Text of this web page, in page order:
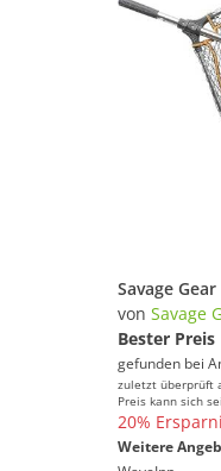
von Savage
Bester Preis
gefunden bei
zuletzt überprüft
Preis kann sich
20%
Weitere